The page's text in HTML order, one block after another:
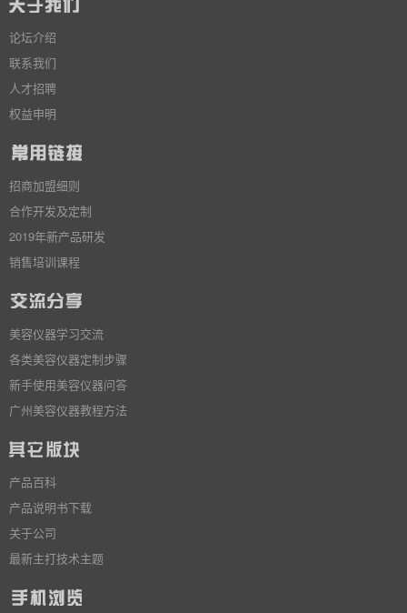
论坛介绍
联系我们
人才招聘
权益申明
招商加盟细则
合作开发及定制
2019年新产品研发
销售培训课程
美容仪器学习交流
各类美容仪器定制步骤
新手使用美容仪器问答
广州美容仪器教程方法
产品百科
产品说明书下载
关于公司
最新主打技术主题